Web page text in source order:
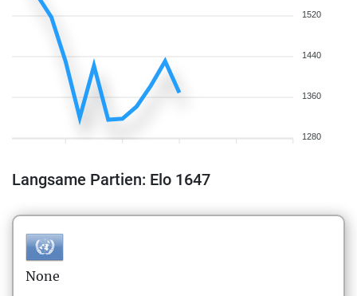
1520
1440
1360
1280
Langsame Partien: Elo 1647
None